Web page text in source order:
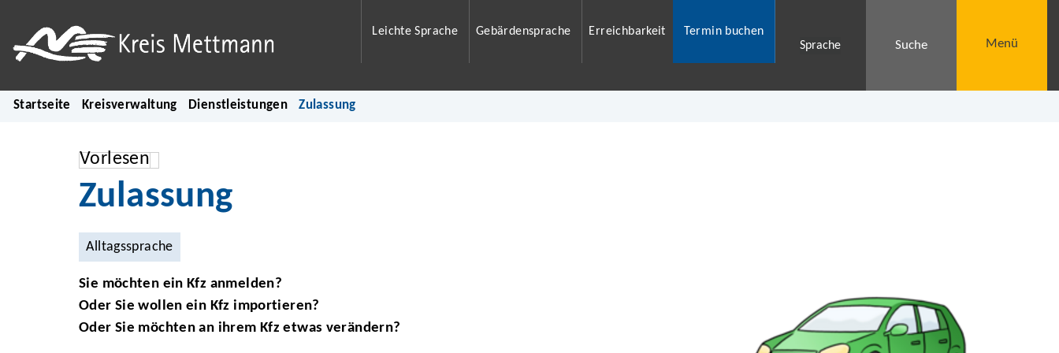
Leichte Sprache Gebärdensprache Erreichbarkeit
Termin buchen
Sprache
Suche Menü
Startseite Kreisverwaltung Dienstleistungen Zulassung
Vorlesen
Zulassung
Alltagssprache
Sie möchten ein Kfz anmelden?
Oder Sie wollen ein Kfz importieren?
Oder Sie möchten an ihrem Kfz etwas verändern?